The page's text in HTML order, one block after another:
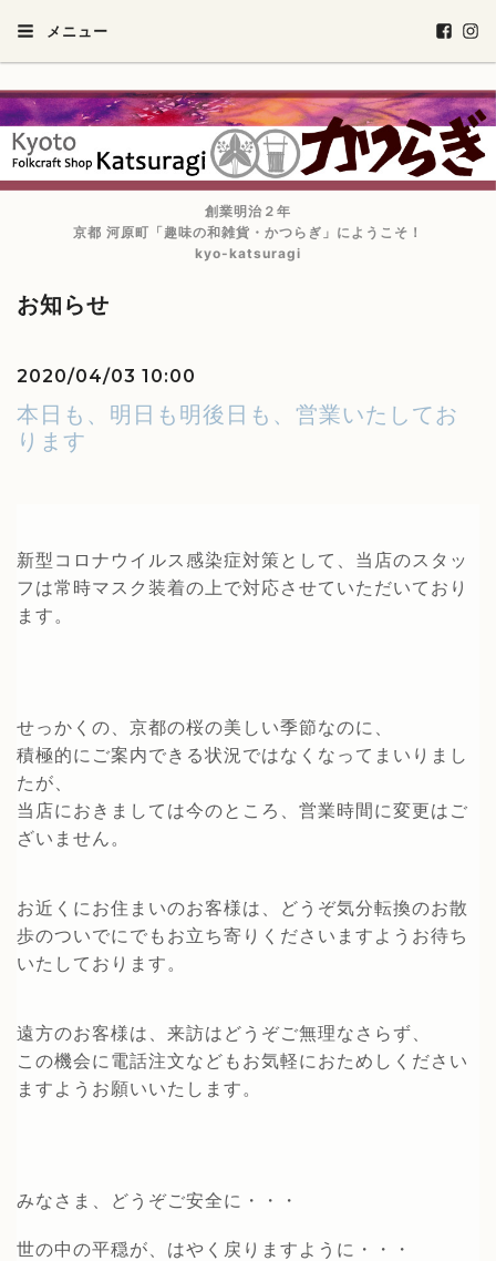
メニュー
創業明治２年
京都 河原町「趣味の和雑貨・かつらぎ」にようこそ！
kyo-katsuragi
お知らせ
2020/04/03 10:00
本日も、明日も明後日も、営業いたしてお
ります
新型コロナウイルス感染症対策として、当店のスタッ
フは常時マスク装着の上で対応させていただいており
ます。
せっかくの、京都の桜の美しい季節なのに、
積極的にご案内できる状況ではなくなってまいりまし
たが、
当店におきましては今のところ、 営業時間に変更はご
ざいません。
お近くにお住まいのお客様は、どうぞ気分転換のお散
歩のついでにでもお立ち寄りくださいますようお待ち
いたしております。
遠方のお客様は、来訪はどうぞご無理なさらず、
この機会に電話注文などもお気軽におためしください
ますようお願いいたします。
みなさま、どうぞご安全に・・・
世の中の平穏が、はやく戻りますように・・・